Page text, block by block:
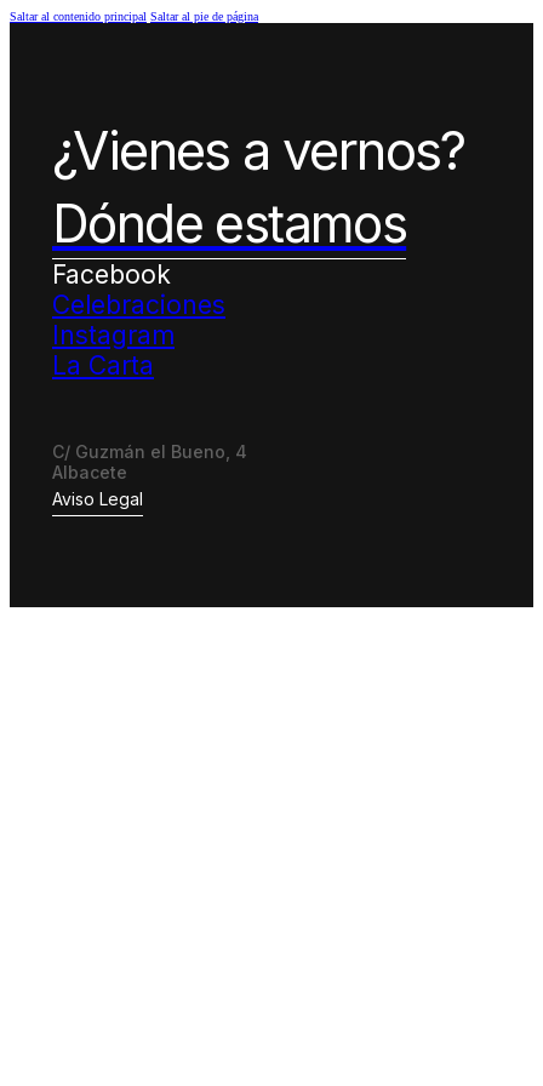
Saltar al contenido principal Saltar al pie de página
¿Vienes a vernos?
Dónde estamos
C/ Guzmán el Bueno, 4
Albacete
Aviso Legal
La Carta
Instagram
Facebook
Celebraciones